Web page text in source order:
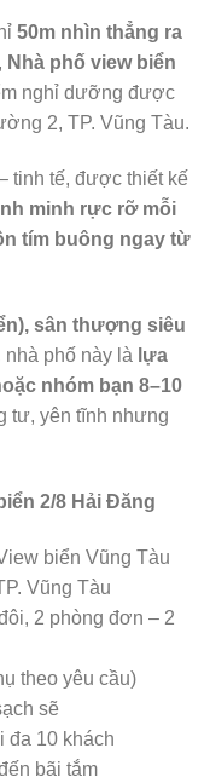
50m nhìn thẳng ra
, Nhà phố view biển
nghỉ dưỡng được
2, TP. Vũng Tàu.
tinh tế, được thiết kế
minh rực rỡ mỗi
tím buông ngay từ
sân thượng siêu
phố này là lựa
nhóm bạn 8–10
tư, yên tĩnh nhưng
2/8 Hải Đăng
biển Vũng Tàu
Vũng Tàu
2 phòng đơn – 2
theo yêu cầu)
sẽ
đa 10 khách
bãi tắm